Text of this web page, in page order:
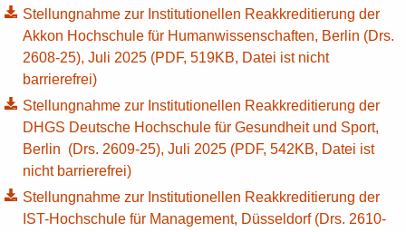
Stellungnahme zur Institutionellen Reakkreditierung der
Akkon Hochschule für Humanwissenschaften, Berlin (Drs.
2608-25), Juli 2025 (PDF, 519KB, Datei ist nicht
barrierefrei)
Stellungnahme zur Institutionellen Reakkreditierung der
DHGS Deutsche Hochschule für Gesundheit und Sport,
Berlin (Drs. 2609-25), Juli 2025 (PDF, 542KB, Datei ist
nicht barrierefrei)
Stellungnahme zur Institutionellen Reakkreditierung der
IST-Hochschule für Management, Düsseldorf (Drs. 2610-